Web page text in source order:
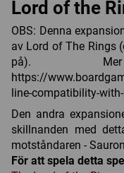
Lord of the
OBS: Denna
av Lord of The Rings
på).
https://
line-compatibility-
Den andra
skillnanden med
motståndaren -
För att spela detta